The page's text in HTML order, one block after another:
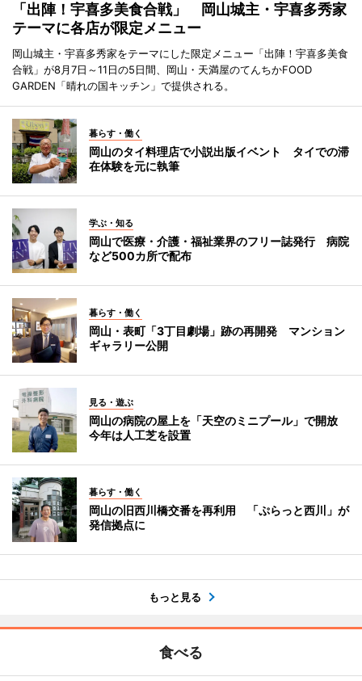
「出陣！宇喜多美食合戦」 岡山城主・宇喜多秀家
テーマに各店が限定メニュー
岡山城主・宇喜多秀家をテーマにした限定メニュー「出陣！宇喜多美食
合戦」が8月7日～11日の5日間、岡山・天満屋のてんちかFOOD
GARDEN「晴れの国キッチン」で提供される。
暮らす・働く
岡山のタイ料理店で小説出版イベント タイでの滞
在体験を元に執筆
学ぶ・知る
岡山で医療・介護・福祉業界のフリー誌発行 病院
など500カ所で配布
暮らす・働く
岡山・表町「3丁目劇場」跡の再開発 マンション
ギャラリー公開
見る・遊ぶ
岡山の病院の屋上を「天空のミニプール」で開放
今年は人工芝を設置
暮らす・働く
岡山の旧西川橋交番を再利用 「ぷらっと西川」が
発信拠点に
もっと見る
食べる